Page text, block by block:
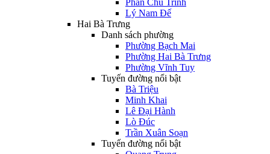
Phan Chu Trinh
Lý Nam Đế
Hai Bà Trưng
Danh sách phường
Phường Bạch Mai
Phường Hai Bà Trưng
Phường Vĩnh Tuy
Tuyến đường nổi bật
Bà Triệu
Minh Khai
Lê Đại Hành
Lò Đúc
Trần Xuân Soạn
Tuyến đường nổi bật